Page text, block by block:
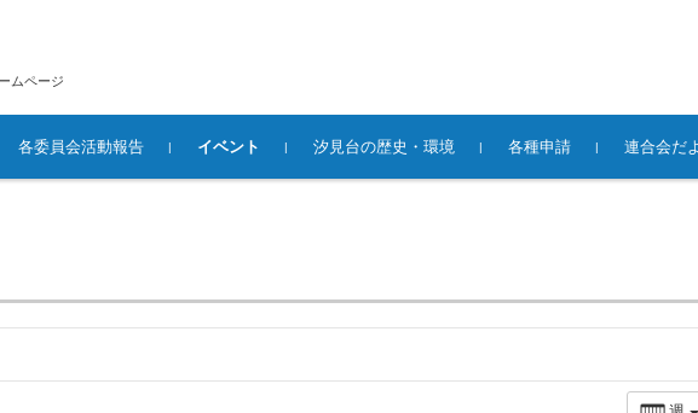
ムページ
各委員会活動報告 イベント 汐見台の歴史・環境 各種申請 連合会だ